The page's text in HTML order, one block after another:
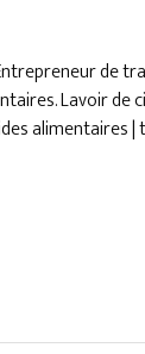
de
Lavoir de
alimentaires